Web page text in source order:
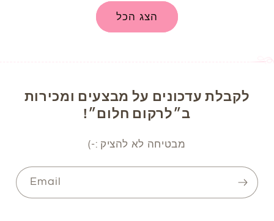
הצג הכל
לקבלת עדכונים על מבצעים ומכירות
ב״לרקום חלום״!
מבטיחה לא להציק :-)
Email